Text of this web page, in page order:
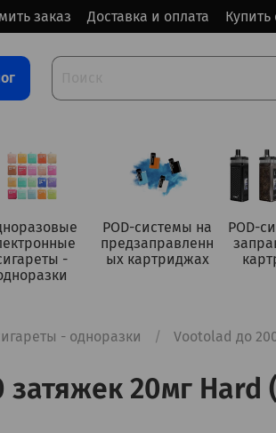
заказ Доставка и оплата Купить
-
POD-системы на
предзаправленн
ых картриджах
POD-
- одноразки Vootolad до
затяжек 20мг Hard